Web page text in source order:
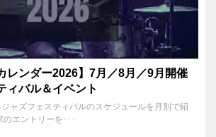
レンダー2026】7月／8月／9月開催
ィバル＆イベント
ャズフェスティバルのスケジュールを月別で紹
エントリーを･･･